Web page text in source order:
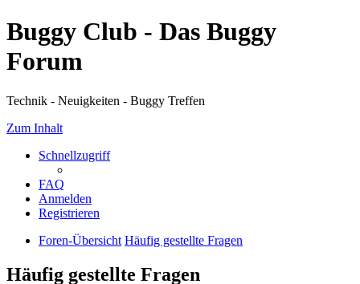
Buggy Club - Das Buggy
Forum
Technik - Neuigkeiten - Buggy Treffen
Zum Inhalt
Schnellzugriff
FAQ
Anmelden
Registrieren
Foren-Übersicht Häufig gestellte Fragen
Häufig gestellte Fragen